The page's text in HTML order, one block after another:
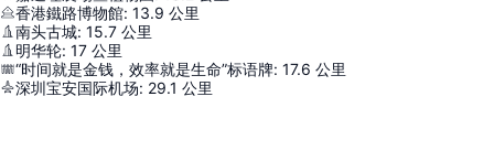
香港鐵路博物館: 13.9 公里
南头古城: 15.7 公里
明华轮: 17 公里
“时间就是金钱，效率就是生命”标语牌: 17.6 公里
深圳宝安国际机场: 29.1 公里